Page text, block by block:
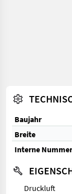
Baujahr
Breite
Interne Nummer
Druckluft